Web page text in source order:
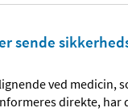
sende
ved
direkte,